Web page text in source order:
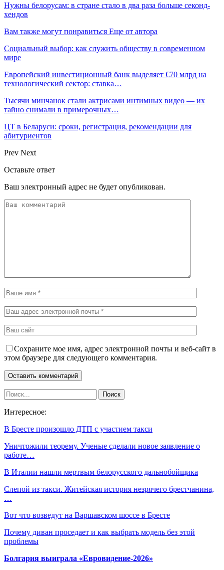
Нужны белорусам: в стране стало в два раза больше секонд-
хендов
Вам также могут понравиться Еще от автора
Социальный выбор: как служить обществу в современном
мире
Европейский инвестиционный банк выделяет €70 млрд на
технологический сектор: ставка…
Тысячи минчанок стали актрисами интимных видео — их
тайно снимали в примерочных…
ЦТ в Беларуси: сроки, регистрация, рекомендации для
абитуриентов
Prev Next
Оставьте ответ
Ваш электронный адрес не будет опубликован.
Сохраните мое имя, адрес электронной почты и веб-сайт в
этом браузере для следующего комментария.
Интересное:
В Бресте произошло ДТП с участием такси
Уничтожили теорему. Ученые сделали новое заявление о
работе…
В Италии нашли мертвым белорусского дальнобойщика
Слепой из такси. Житейская история незрячего брестчанина,
…
Вот что возведут на Варшавском шоссе в Бресте
Почему диван проседает и как выбрать модель без этой
проблемы
Болгария выиграла «Евровидение-2026»